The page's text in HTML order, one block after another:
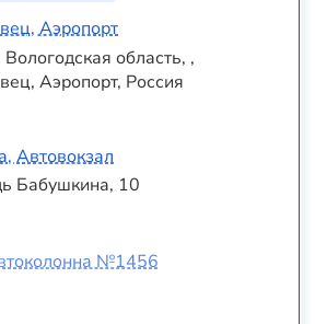
Аэропорт
Вологодская область, ,
Аэропорт, Россия
Автовокзал
Бабушкина, 10
№1456